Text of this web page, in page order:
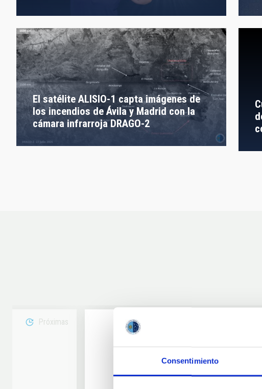
Consentimiento
El satélite ALISIO-1 capta imágenes de
los incendios de Ávila y Madrid con la
cámara infrarroja DRAGO-2
Próximas
08
AUG 26
11
AUG